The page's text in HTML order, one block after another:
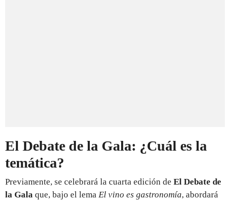
El Debate de la Gala: ¿Cuál es la
temática?
Previamente, se celebrará la cuarta edición de El Debate de
la Gala que, bajo el lema El vino es gastronomía, abordará